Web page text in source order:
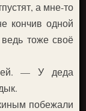
а мне-то
кончив одной
тоже своё
— У деда
побежали